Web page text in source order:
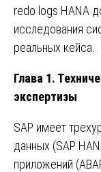
redo logs HANA
исследования
реальных кейса.
Глава 1.
экспертизы
SAP имеет
данных (SAP
приложений